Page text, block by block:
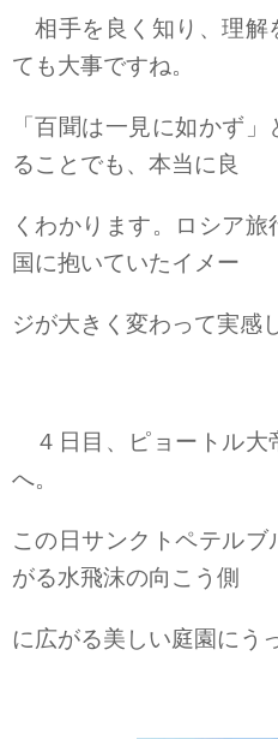
相手を良く知り、理解
ても大事ですね。
「百聞は一見に如かず
ることでも、本当に良
くわかります。ロシア
国に抱いていたイメー
ジが大きく変わって実感
４日目、ピョートル大
へ。
この日サンクトペテル
がる水飛沫の向こう側
に広がる美しい庭園にう